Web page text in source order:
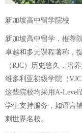
新加坡高中留学院校
新加坡高中留学，推荐
卓越和多元课程著称，
（RJC）历史悠久，培
维多利亚初级学院（
这些院校均采用A-Level
学生支持服务，如语言
刺世界名校。